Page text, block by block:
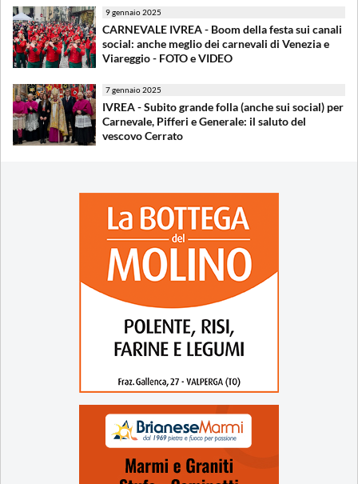
9 gennaio 2025
CARNEVALE IVREA - Boom della festa sui canali
social: anche meglio dei carnevali di Venezia e
Viareggio - FOTO e VIDEO
7 gennaio 2025
IVREA - Subito grande folla (anche sui social) per
Carnevale, Pifferi e Generale: il saluto del
vescovo Cerrato